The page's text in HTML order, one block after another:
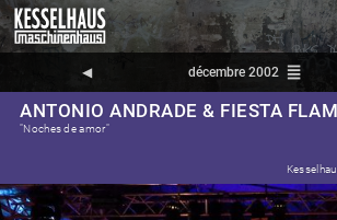
◀︎ décembre 2002 reorder
ANTONIO ANDRADE & FIESTA
"Noches de amor"